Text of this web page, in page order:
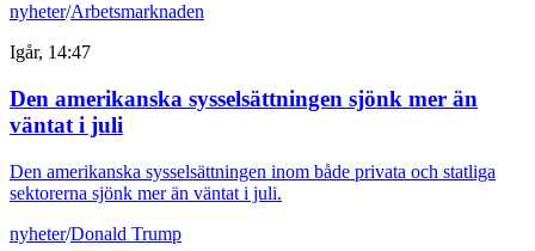
nyheter/Arbetsmarknaden
Igår, 14:47
Den amerikanska sysselsättningen sjönk mer än
väntat i juli
Den amerikanska sysselsättningen inom både privata och statliga
sektorerna sjönk mer än väntat i juli.
nyheter/Donald Trump